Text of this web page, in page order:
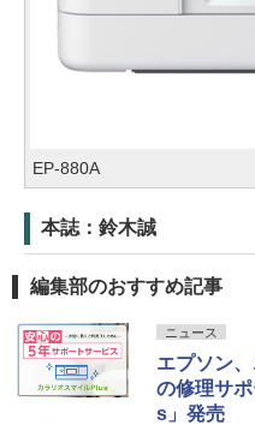
EP-880A
本誌：鈴木誠
編集部のおすすめ記事
ニュース
エプソン
の修理サ
s」発売